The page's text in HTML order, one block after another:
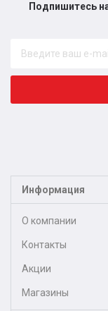
Подпишитесь
Информация
О компании
Контакты
Акции
Магазины